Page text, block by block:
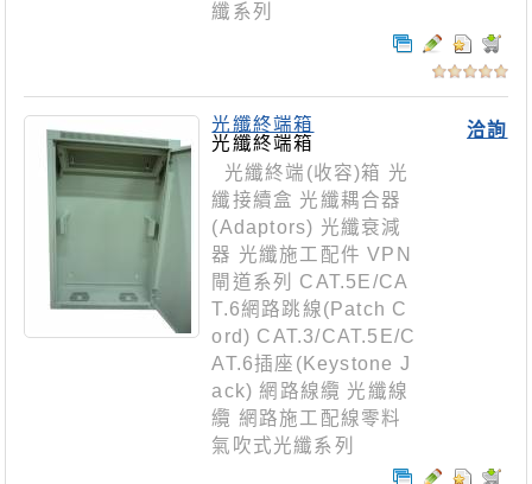
纖系列
洽詢
光纖終端箱
光纖終端箱
光纖終端(收容)箱 光
纖接續盒 光纖耦合器
(Adaptors) 光纖衰減
器 光纖施工配件 VPN
閘道系列 CAT.5E/CA
T.6網路跳線(Patch C
ord) CAT.3/CAT.5E/C
AT.6插座(Keystone J
ack) 網路線纜 光纖線
纜 網路施工配線零料
氣吹式光纖系列